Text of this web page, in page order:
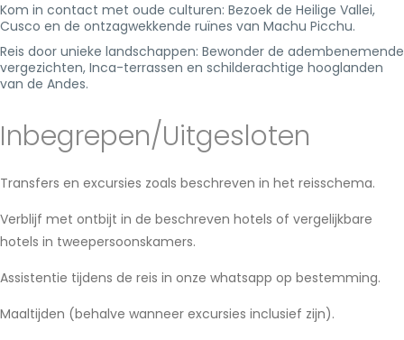
Kom in contact met oude culturen: Bezoek de Heilige Vallei,
Cusco en de ontzagwekkende ruïnes van Machu Picchu.
Reis door unieke landschappen: Bewonder de adembenemende
vergezichten, Inca-terrassen en schilderachtige hooglanden
van de Andes.
Inbegrepen/Uitgesloten
Transfers en excursies zoals beschreven in het reisschema.
Verblijf met ontbijt in de beschreven hotels of vergelijkbare
hotels in tweepersoonskamers.
Assistentie tijdens de reis in onze whatsapp op bestemming.
Maaltijden (behalve wanneer excursies inclusief zijn).